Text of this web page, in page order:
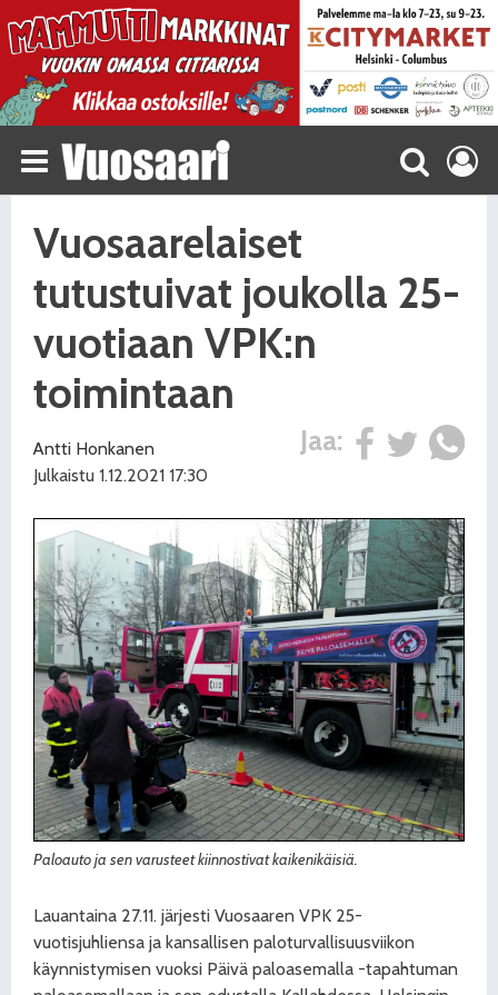
Vuosaarelaiset
tutustuivat joukolla 25-
vuotiaan VPK:n
toimintaan
Jaa:
Antti Honkanen
Julkaistu 1.12.2021 17:30
Paloauto ja sen varusteet kiinnostivat kaikenikäisiä.
Lauantaina 27.11. järjesti Vuosaaren VPK 25-
vuotisjuhliensa ja kansallisen paloturvallisuusviikon
käynnistymisen vuoksi Päivä paloasemalla -tapahtuman